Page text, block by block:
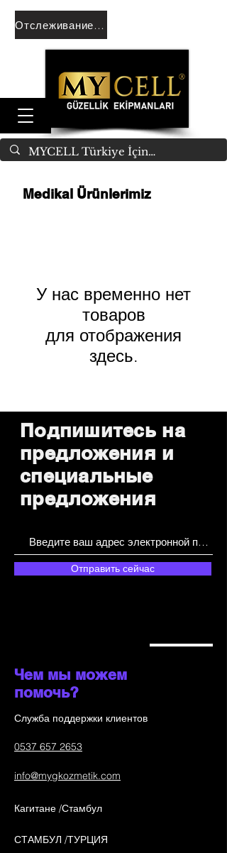
Отслеживание заказа
Medikal Ürünlerimiz
У нас временно нет
товаров
для отображения
здесь.
Подпишитесь на
предложения и
специальные
предложения
Отправить сейчас
Чем мы можем
помочь?
Служба поддержки клиентов
0537 657 2653
info@mygkozmetik.com
Кагитане /Стамбул
СТАМБУЛ /ТУРЦИЯ